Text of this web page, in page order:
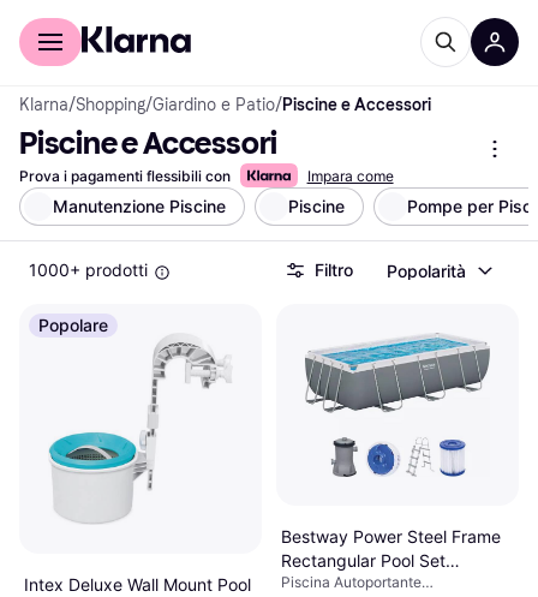
Per il tuo shopping
Klarna/Shopping/Giardino e Patio/Piscine e Accessori
Piscine e Accessori
Prova i pagamenti flessibili con Impara come
Manutenzione Piscine Piscine Pompe per
1000+ prodotti Filtro Popolarità
Popolare
Intex Deluxe Wall Mount Pool
Bestway Power Steel Frame
Rectangular Pool Set
4.04x2.01x1m
Piscina Autoportante